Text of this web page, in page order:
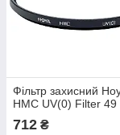
Фільтр захисний
HMC UV(0) Filter
712 ₴